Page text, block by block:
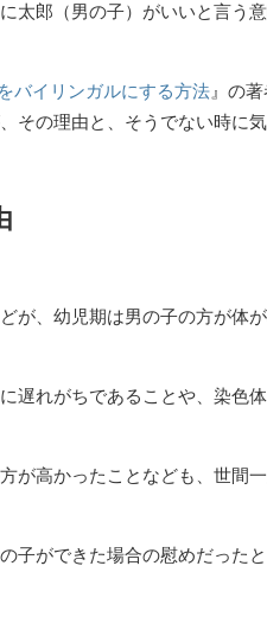
太郎（男の子）がいいと言う
バイリンガルにする方法 』の
その理由と、そうでない時に
が、幼児期は男の子の方が体
遅れがちであることや、染色
が高かったことなども、世間
子ができた場合の慰めだった